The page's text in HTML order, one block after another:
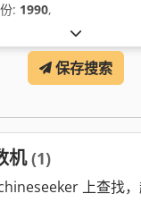
: 1990,
保存搜索
机(1)
上查找